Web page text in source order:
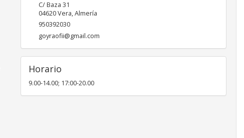
C/ Baza 31
04620Vera,Almería
950392030
goyraofii@gmail.com
Horario
9.00-14.00; 17:00-20.00